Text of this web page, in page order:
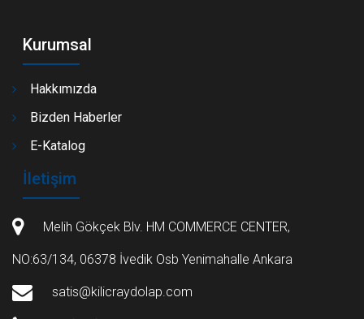
Kurumsal
Hakkımızda
Bizden Haberler
E-Katalog
İletişim
Melih Gökçek Blv. HM COMMERCE CENTER,
NO:63/134, 06378 İvedik Osb Yenimahalle Ankara
satis@kilicraydolap.com